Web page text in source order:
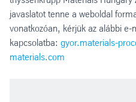
javaslatot tenne a weboldal
vonatkozóan, kérjük az alábbi
kapcsolatba: gyor.materials-
materials.com